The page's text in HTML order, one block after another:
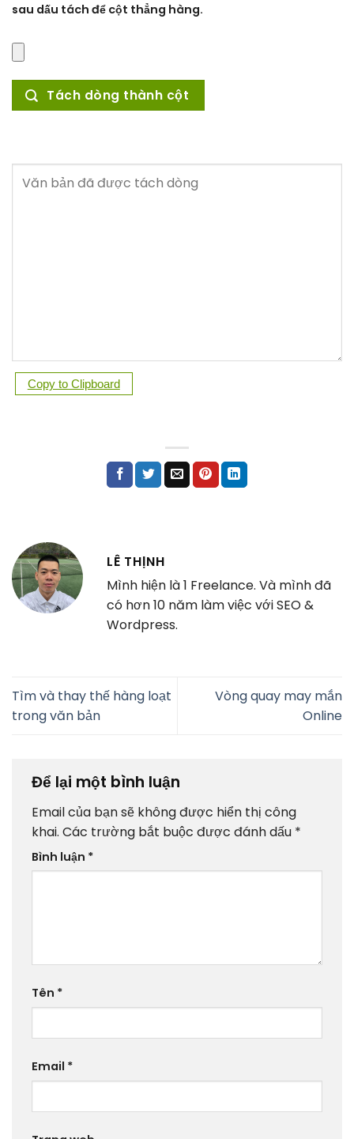
sau dấu tách để cột thẳng hàng.
Tách dòng thành cột
Copy to Clipboard
LÊ THỊNH
Mình hiện là 1 Freelance. Và mình đã
có hơn 10 năm làm việc với SEO &
Wordpress.
Tìm và thay thế hàng loạt
trong văn bản
Vòng quay may mắn
Online
Để lại một bình luận
Email của bạn sẽ không được hiển thị công
khai. Các trường bắt buộc được đánh dấu *
Bình luận *
Tên *
Email *